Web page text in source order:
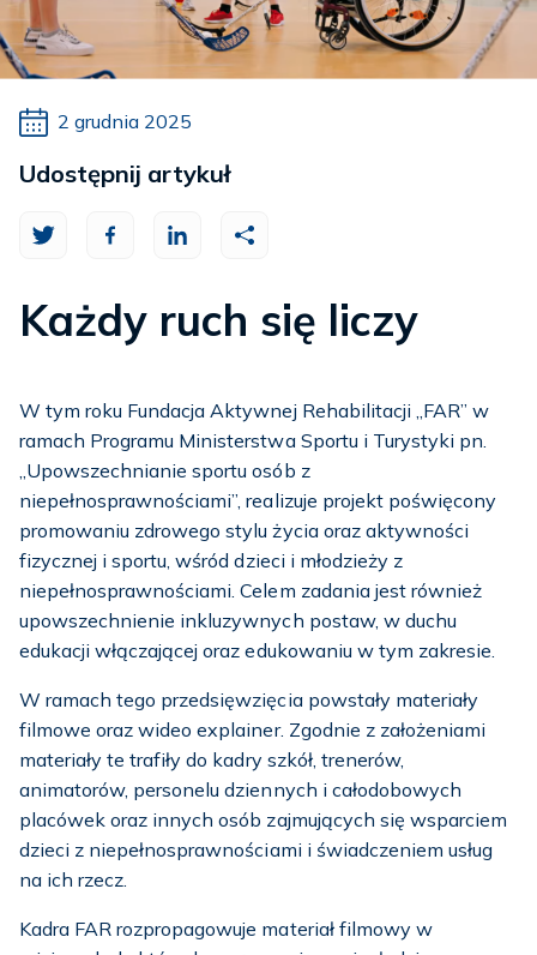
2 grudnia 2025
Każdy ruch się liczy
W tym roku Fundacja Aktywnej Rehabilitacji „FAR” w
ramach Programu Ministerstwa Sportu i Turystyki pn.
„Upowszechnianie sportu osób z
niepełnosprawnościami”, realizuje projekt poświęcony
promowaniu zdrowego stylu życia oraz aktywności
fizycznej i sportu, wśród dzieci i młodzieży z
niepełnosprawnościami. Celem zadania jest również
upowszechnienie inkluzywnych postaw, w duchu
edukacji włączającej oraz edukowaniu w tym zakresie.
W ramach tego przedsięwzięcia powstały materiały
filmowe oraz wideo explainer. Zgodnie z założeniami
materiały te trafiły do kadry szkół, trenerów,
animatorów, personelu dziennych i całodobowych
placówek oraz innych osób zajmujących się wsparciem
dzieci z niepełnosprawnościami i świadczeniem usług
na ich rzecz.
Kadra FAR rozpropagowuje materiał filmowy w
Udostępnij artykuł